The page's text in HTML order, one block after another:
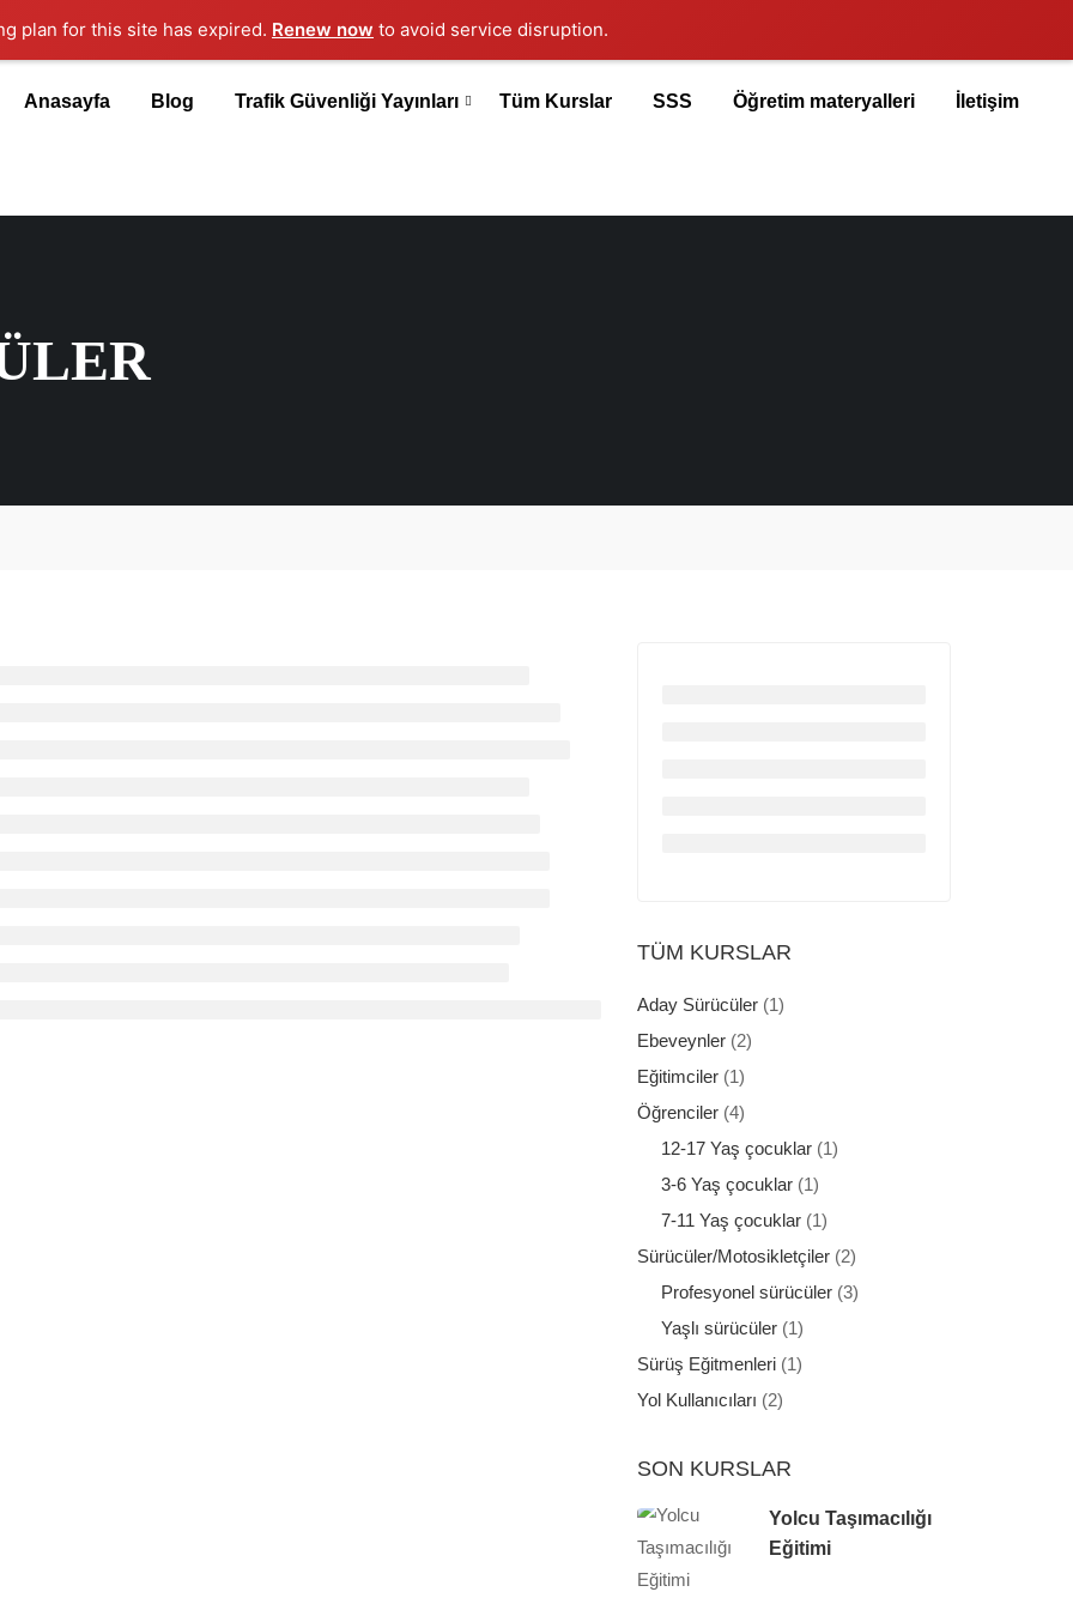
plan for this site has expired. Renew now to avoid service disruption.
Anasayfa Blog Trafik Güvenliği Yayınları Tüm Kurslar SSS Öğretim materyalleri İletişim
TÜM KURSLAR
Aday Sürücüler (1)
Ebeveynler (2)
Eğitimciler (1)
Öğrenciler (4)
12-17 Yaş çocuklar(1)
3-6 Yaş çocuklar(1)
7-11 Yaş çocuklar(1)
Sürücüler/Motosikletçiler (2)
Profesyonel sürücüler(3)
Yaşlı sürücüler(1)
Sürüş Eğitmenleri (1)
Yol Kullanıcıları (2)
SON KURSLAR
Yolcu Taşımacılığı
Eğitimi